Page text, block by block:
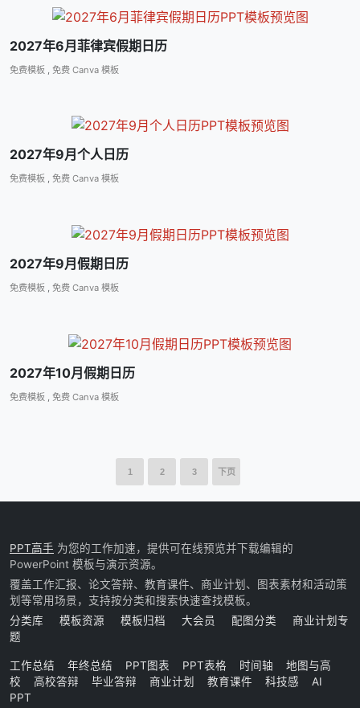
2027年6月菲律宾假期日历
免费模板 免费 Canva 模板
2027年9月个人日历
免费模板 , 免费 Canva 模板
2027年9月假期日历
免费模板 , 免费 Canva 模板
2027年10月假期日历
免费模板 免费 Canva 模板
1 2 3 下页
PPT高手 为您的工作加速，提供可在线预览并下载编辑的
PowerPoint 模板与演示资源。
覆盖工作汇报、论文答辩、教育课件、商业计划、图表素材和活动策
划等常用场景，支持按分类和搜索快速查找模板。
分类库
模板资源 模板归档 大会员 配图分类
商业计划专
题
工作总结 年终总结 PPT图表 PPT表格 时间轴
地图与高
校
高校答辩 毕业答辩 商业计划 教育课件 科技感
AI
PPT